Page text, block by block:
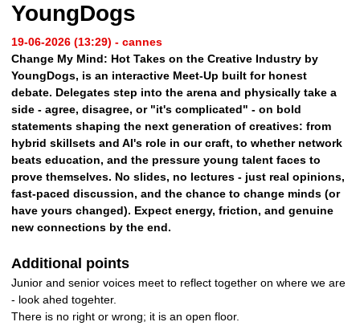
YoungDogs
19-06-2026 (13:29) - cannes
Change My Mind: Hot Takes on the Creative Industry by
YoungDogs, is an interactive Meet-Up built for honest
debate. Delegates step into the arena and physically take a
side - agree, disagree, or "it's complicated" - on bold
statements shaping the next generation of creatives: from
hybrid skillsets and AI's role in our craft, to whether network
beats education, and the pressure young talent faces to
prove themselves. No slides, no lectures - just real opinions,
fast-paced discussion, and the chance to change minds (or
have yours changed). Expect energy, friction, and genuine
new connections by the end.
Additional points
Junior and senior voices meet to reflect together on where we are
- look ahed togehter.
There is no right or wrong; it is an open floor.